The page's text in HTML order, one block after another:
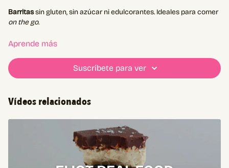
Barritassin gluten, sin azúcar ni edulcorantes. Ideales para comer
on the go.
🌰 Línea Original: Natural, Coco, Manzana
merlinfoods.com.ar→ descubrí el
Aprende más
Suscríbete para ver
Vídeos relacionados